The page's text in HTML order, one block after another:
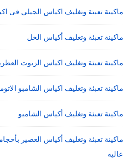
ماكينة تعبئة وتغليف اكياس الجيلي فى
ماكينة تعبئة وتغليف أكياس الخل
ماكينة تعبئة وتغليف اكياس الزيوت
ماكينة تعبئة وتغليف اكياس الشامبو
ماكينة تعبئة وتغليف أكياس الشامبو
ماكينة تعبئة وتغليف أكياس العصير
عاليه